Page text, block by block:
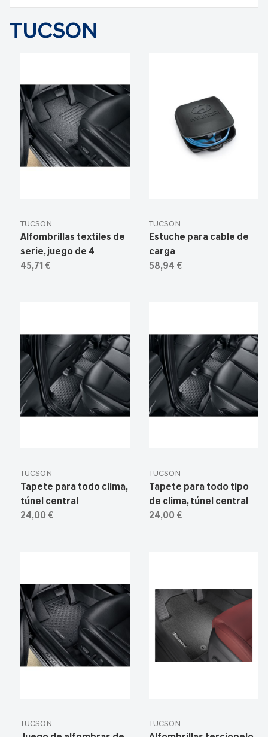
TUCSON
TUCSON
Alfombrillas textiles de
serie, juego de 4
45,71 €
TUCSON
Estuche para cable de
carga
58,94 €
TUCSON
Tapete para todo clima,
túnel central
24,00 €
TUCSON
Tapete para todo tipo
de clima, túnel central
24,00 €
TUCSON TUCSON